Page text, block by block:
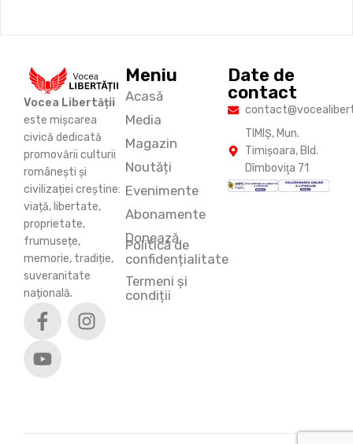
Vocea Libertății
este mișcarea
civică dedicată
promovării culturii
românești și
civilizației creștine:
viață, libertate,
proprietate,
frumusețe,
memorie, tradiție,
suveranitate
națională.
Meniu
Acasă
Media
Magazin
Noutăți
Evenimente
Abonamente
Donează
Politică de
confidențialitate
Termeni și
condiții
Date de
contact
TIMIŞ, Mun.
Timişoara, Bld.
Dîmboviţa 71